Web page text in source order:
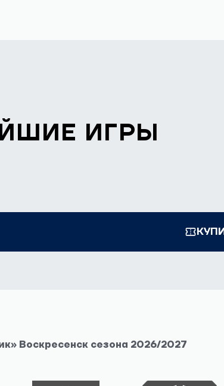
ИГРЫ
Воскресенск сезона 2026/2027